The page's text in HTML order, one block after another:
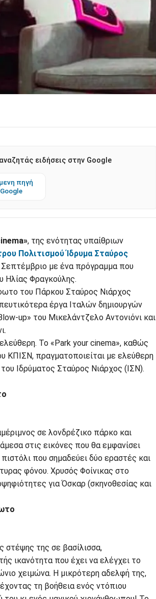
ειδήσεις στην Google
πηγή
, της ενότητας υπαίθριων
Πολιτισμού Ίδρυμα Σταύρος
με ένα πρόγραμμα που
Ηλίας Φραγκούλης.
του Πάρκου Σταύρος Νιάρχος
έργα Ιταλών δημιουργών
up» του Μικελάντζελο Αντονιόνι και
Το «Park your cinema», καθώς
ΚΠΙΣΝ, πραγματοποιείται με ελεύθερη
Ιδρύματος Σταύρος Νιάρχος (ΙΣΝ).
σε λονδρέζικο πάρκο και
στις εικόνες που θα εμφανίσει
που σημαδεύει δύο εραστές και
φόνου. Χρυσός Φοίνικας στο
για Όσκαρ (σκηνοθεσίας και
στέψης της σε βασίλισσα,
ικανότητα που έχει να ελέγχει το
χειμώνα. Η μικρότερη αδελφή της,
τη βοήθεια ενός ντόπιου